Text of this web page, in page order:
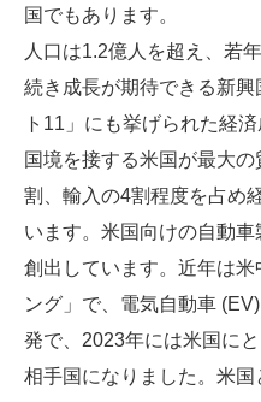
国でもあります。
人口は1.2億人を超え、若
続き成長が期待できる新
ト11」にも挙げられた経
国境を接する米国が最大
割、輸入の4割程度を占め
います。米国向けの自動
創出しています。近年は
ング」で、電気自動車
発で、2023年には米国に
相手国になりました。米